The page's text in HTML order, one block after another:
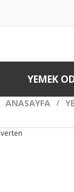
YEMEK
ANASAYFA